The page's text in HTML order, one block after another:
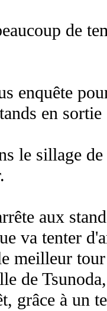
de
enquête
en
le sillage
aux
va tenter
meilleur
de
grâce à un